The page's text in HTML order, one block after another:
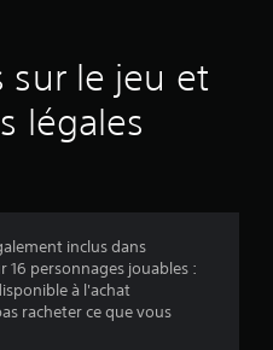
v
u
a
t
sur le jeu et
légales
inclus dans
16 personnages jouables :
à l'achat
racheter ce que vous